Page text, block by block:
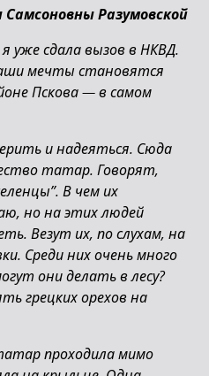
Разумовской
уже сдала вызов в НКВД.
мечты становятся
Пскова—в самом
и надеяться. Сюда
татар. Говорят,
В чем их
но на этих людей
Везут их, по слухам, на
Среди них очень много
они делать в лесу?
грецких орехов на
проходила мимо